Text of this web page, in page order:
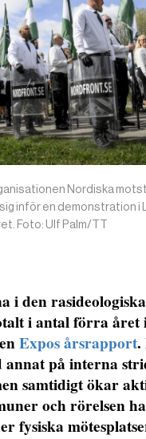
Nordiska
inför en demonstration i
Foto: Ulf Palm/TT
i den
i antal förra året
Expos årsrapport.
på interna
samtidigt ökar
och rörelsen
fysiska